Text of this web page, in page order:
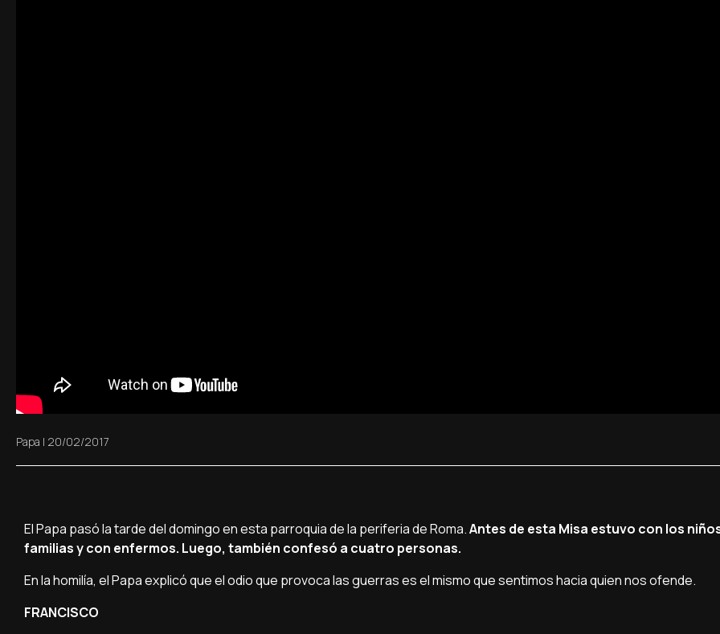
Papa | 20/02/2017
El Papa pasó la tarde del domingo en esta parroquia de la periferia de Roma.Antes de esta Misa estuvo con los
familias y con enfermos. Luego, también confesó a cuatro personas.
En la homilí­a, el Papa explicó que el odio que provoca las guerras es el mismo que sentimos hacia quien nos ofende.
FRANCISCO